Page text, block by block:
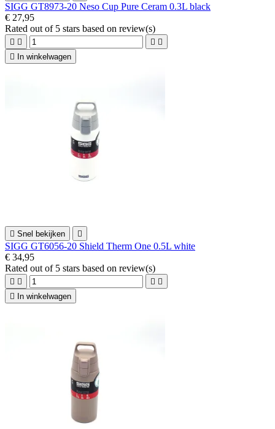
SIGG GT8973-20 Neso Cup Pure Ceram 0.3L black
€ 27,95
Rated out of 5 stars based on review(s)
   

In winkelwagen
 Snel bekijken 
SIGG GT6056-20 Shield Therm One 0.5L white
€ 34,95
Rated out of 5 stars based on review(s)
   

In winkelwagen